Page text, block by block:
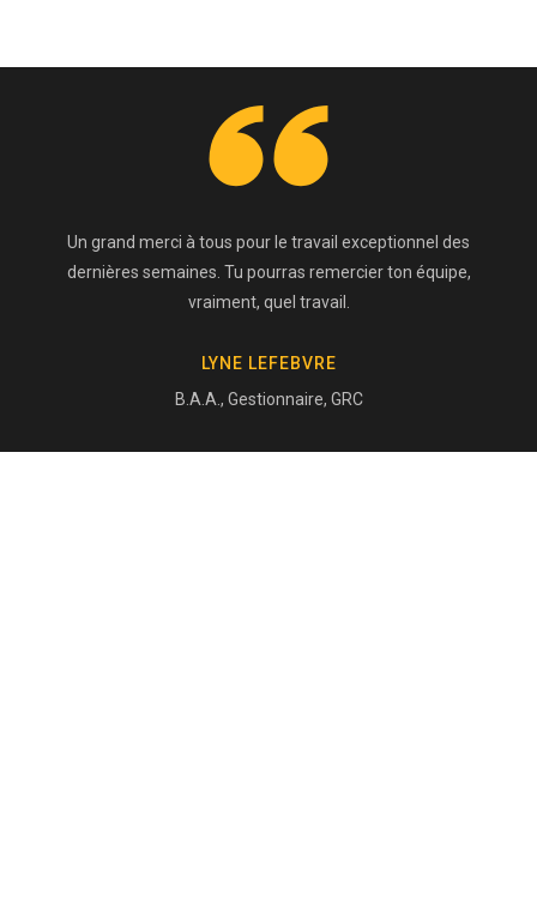
Un grand merci à tous pour le travail exceptionnel des
dernières semaines. Tu pourras remercier ton équipe,
vraiment, quel travail.
LYNE LEFEBVRE
B.A.A., Gestionnaire, GRC